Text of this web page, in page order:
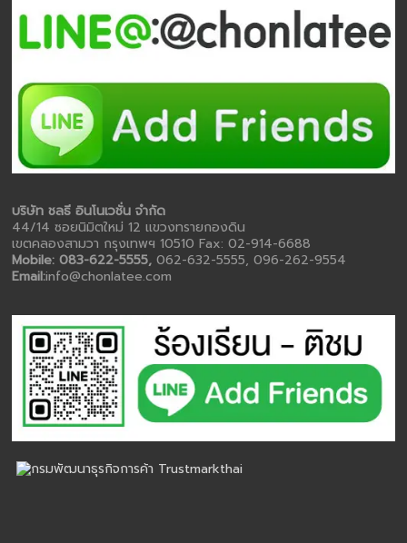
บริษัท ชลธี อินโนเวชั่น จำกัด
44/14 ซอยนิมิตใหม่ 12 แขวงทรายกองดิน
เขตคลองสามวา กรุงเทพฯ 10510 Fax: 02-914-6688
Mobile: 083-622-5555,062-632-5555, 096-262-9554
Email:info@chonlatee.com